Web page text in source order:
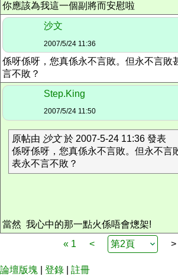
你應該為我這一個副將而安慰啦
沙文
2007/5/24 11:36
係呀係呀，您真係永不言敗。但永不言敗
言不敗？
Step.King
2007/5/24 11:50
原帖由 沙文於 2007-5-24 11:36 發表
係呀係呀，您真係永不言敗。但永不言
表永不言不敗？
當然 我心中的那一點火係唔會熜架!
« 1
< >
論壇版塊 登錄 註冊